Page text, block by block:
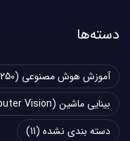
دسته‌ها
آموزش هوش مصنوعی (250)
بینایی ماشین (Computer Vision)
دسته بندی نشده (11)